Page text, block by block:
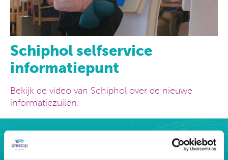
Schiphol selfservice
informatiepunt
Bekijk de video van Schiphol over de nieuwe
informatiezuilen.
95% van gebruikers